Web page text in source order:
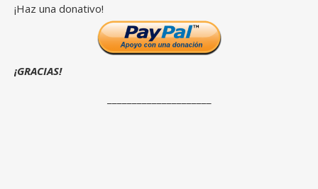
¡Haz una donativo!
¡GRACIAS!